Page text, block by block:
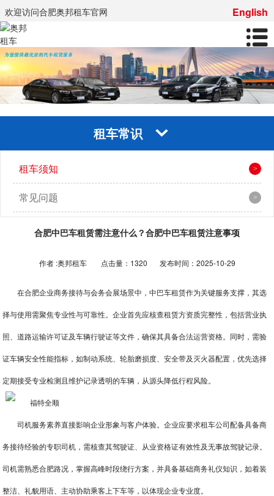
欢迎访问合肥奥邦租车官网 English
租车常识
租车须知
常见问题
合肥中巴车租赁需注意什么？合肥中巴车租赁注意事项
作者 :奥邦租车 点击量：1320 发布时间：2025-10-29
在合肥企业商务接待与会务会展场景中，中巴车租赁作为关键服务支撑，其选
择与使用需聚焦专业性与可靠性。企业首先应核查租赁方资质完整性，包括营业执
照、道路运输许可证及车辆行驶证等文件，确保其具备合法运营资格。同时，需验
证车辆安全性能指标，如制动系统、轮胎磨损度、安全带及灭火器配置，优先选择
定期接受专业检测且维护记录透明的车辆，从源头降低行程风险。
司机服务素养直接影响企业形象与客户体验。企业应要求租车公司配备具备商
务接待经验的专职司机，需核查其驾驶证、从业资格证有效性及无事故驾驶记录。
司机需熟悉合肥路况，掌握高峰时段绕行方案，并具备基础商务礼仪知识，如着装
整洁、礼貌用语、主动协助乘客上下车等，以体现企业专业度。